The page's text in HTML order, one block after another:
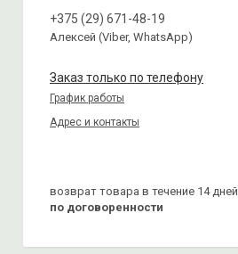
+375 (29) 671-48-19
Алексей (Viber, WhatsApp)
Заказ только по телефону
График работы
Адрес и контакты
возврат товара в течение 14 дней
по договоренности